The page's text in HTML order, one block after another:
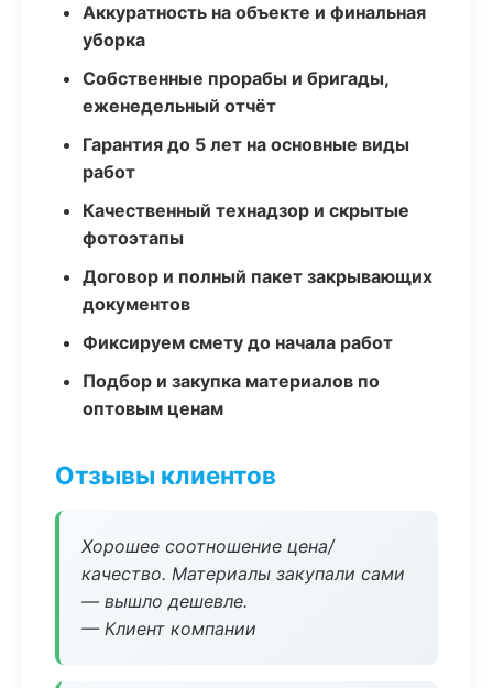
Аккуратность на объекте и финальная
уборка
Собственные прорабы и бригады,
еженедельный отчёт
Гарантия до 5 лет на основные виды
работ
Качественный технадзор и скрытые
фотоэтапы
Договор и полный пакет закрывающих
документов
Фиксируем смету до начала работ
Подбор и закупка материалов по
оптовым ценам
Отзывы клиентов
Хорошее соотношение цена/
качество. Материалы закупали сами
— вышло дешевле.
— Клиент компании